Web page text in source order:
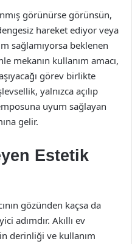
görünürse görünsün,
hareket ediyor veya
sağlamıyorsa beklenen
mekanın kullanım amacı,
görev birlikte
yalnızca açılıp
uyum sağlayan
gelir.
Estetik
gözünden kaçsa da
adımdır. Akıllı ev
derinliği ve kullanım